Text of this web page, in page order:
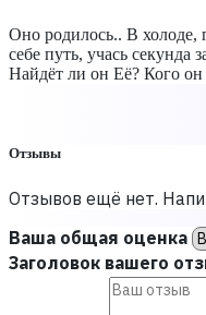
Оно родилось.. В холоде,
себе путь, учась секунда
Найдёт ли он Её? Кого
Отзывы
Отзывов ещё нет.
Ваша общая оценка
Заголовок вашего